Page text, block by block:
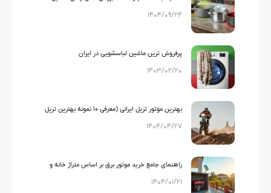
گرانیت و تفلون
۱۴۰۴/۰۹/۲۴
پرفروش ترین ماشین لباسشویی در ایران
۱۴۰۳/۰۲/۲۰
بهترین موتور تریل ایرانی (معرفی ۱۰ نمونه بهترین تریل
های ایرانی)
۱۴۰۴/۰۴/۲۷
راهنمای جامع خرید موتور برق بر اساس متراژ خانه و
لوازم خانگی
۱۴۰۴/۰۱/۲۱